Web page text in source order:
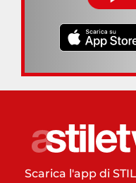
Scarica l'app di